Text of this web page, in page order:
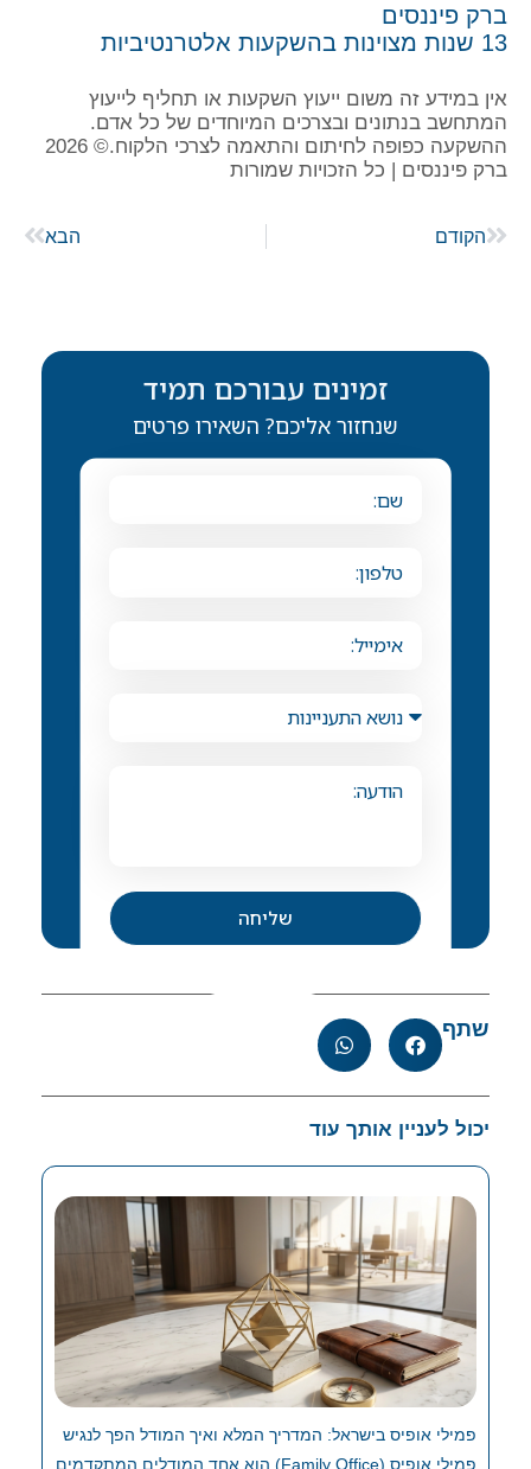
ברק פיננסים
13 שנות מצוינות בהשקעות אלטרנטיביות
אין במידע זה משום ייעוץ השקעות או תחליף לייעוץ
המתחשב בנתונים ובצרכים המיוחדים של כל אדם.
ההשקעה כפופה לחיתום והתאמה לצרכי הלקוח.© 2026
ברק פיננסים | כל הזכויות שמורות
הקודם הבא
שתף
יכול לעניין אותך עוד
פמילי אופיס בישראל: המדריך המלא ואיך המודל הפך לנגיש
פמילי אופיס (Family Office) הוא אחד המודלים המתקדמים
זמינים עבורכם תמיד
שנחזור אליכם? השאירו פרטים
שליחה